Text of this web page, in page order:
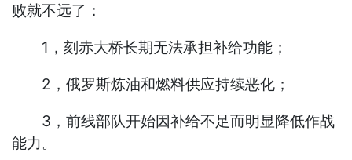
败就不远了：
1，刻赤大桥长期无法承担补给功能；
2，俄罗斯炼油和燃料供应持续恶化；
3，前线部队开始因补给不足而明显降低作战
能力。